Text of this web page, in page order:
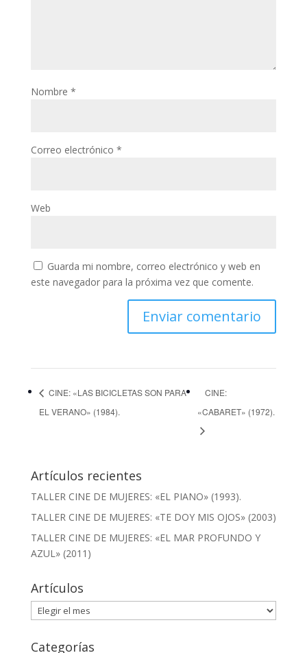
Nombre *
Correo electrónico *
Web
Guarda mi nombre, correo electrónico y web en
este navegador para la próxima vez que comente.
CINE: «LAS BICICLETAS SON PARA
EL VERANO» (1984).
CINE:
«CABARET» (1972).
Artículos recientes
TALLER CINE DE MUJERES: «EL PIANO» (1993).
TALLER CINE DE MUJERES: «TE DOY MIS OJOS» (2003)
TALLER CINE DE MUJERES: «EL MAR PROFUNDO Y
AZUL» (2011)
Artículos
Artículos
Categorías